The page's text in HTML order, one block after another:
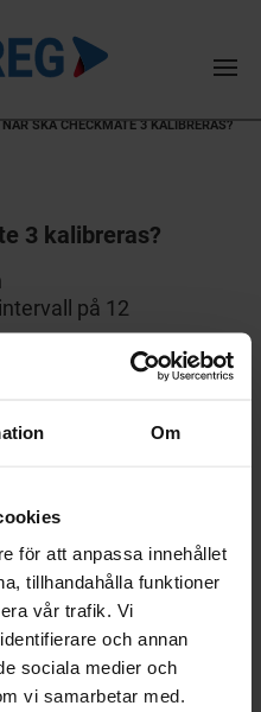
Om
för att anpassa innehållet
tillhandahålla funktioner
vår trafik. Vi
och annan
sociala medier och
vi samarbetar med.
NÄR SKA CHECKMATE 3 KALIBRERAS?
3 kalibreras?
på 12